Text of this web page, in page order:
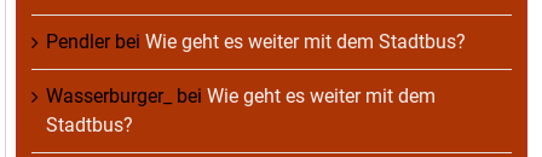
Pendlerbei Wie geht es weiter mit dem Stadtbus?
Wasserburger_ bei Wie geht es weiter mit dem
Stadtbus?